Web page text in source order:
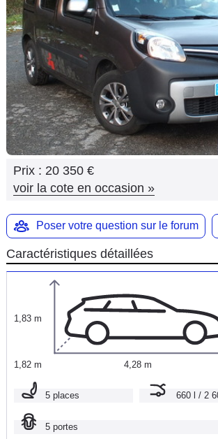
Flottes
Auto
Services
Forum
Moto
Marques
Prix : 20 350 €
voir la cote en occasion »
Poser votre question sur le forum
Caractéristiques détaillées
1,83 m
1,82 m 4,28 m
5 places 660 l / 2
5 portes